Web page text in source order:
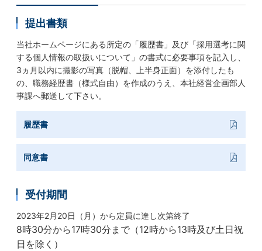
提出書類
当社ホームページにある所定の「履歴書」及び「採用選考に関
する個人情報の取扱いについて」の書式に必要事項を記入し、
3ヵ月以内に撮影の写真（脱帽、上半身正面）を添付したも
の、職務経歴書（様式自由）を作成のうえ、本社経営企画部人
事課へ郵送して下さい。
履歴書
同意書
受付期間
2023年2月20日（月）から定員に達し次第終了
8時30分から17時30分まで（12時から13時及び土日祝
日を除く）